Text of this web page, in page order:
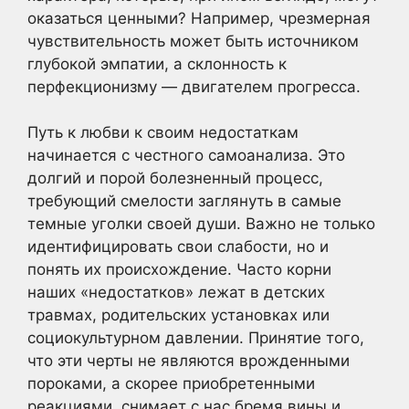
оказаться ценными? Например, чрезмерная
чувствительность может быть источником
глубокой эмпатии, а склонность к
перфекционизму — двигателем прогресса.
Путь к любви к своим недостаткам
начинается с честного самоанализа. Это
долгий и порой болезненный процесс,
требующий смелости заглянуть в самые
темные уголки своей души. Важно не только
идентифицировать свои слабости, но и
понять их происхождение. Часто корни
наших «недостатков» лежат в детских
травмах, родительских установках или
социокультурном давлении. Принятие того,
что эти черты не являются врожденными
пороками, а скорее приобретенными